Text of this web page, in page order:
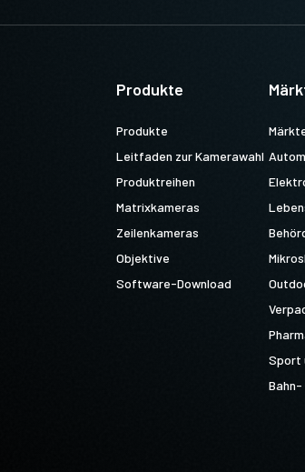
Produkte
Produkte
Leitfaden zur Kamerawahl
Produktreihen
Matrixkameras
Zeilenkameras
Objektive
Software-Download
Sport